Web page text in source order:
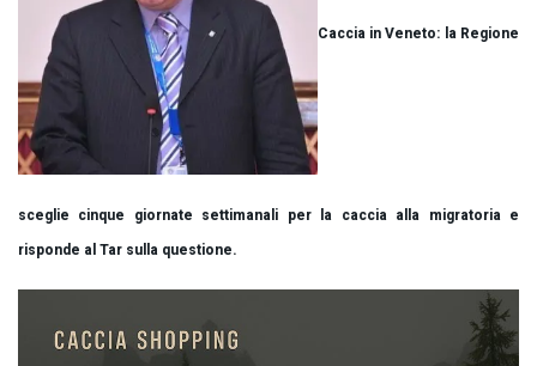
Caccia in Veneto: la Regione
sceglie cinque giornate settimanali per la caccia alla migratoria e
risponde al Tar sulla questione.